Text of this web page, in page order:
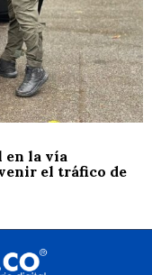
en la vía
el tráfico de